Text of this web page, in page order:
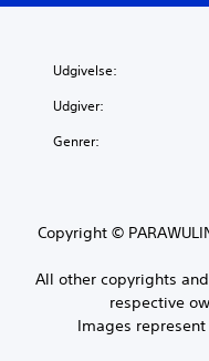
Udgivelse:
Udgiver:
Genrer:
Copyright ©
All other copyrights
respective
Images